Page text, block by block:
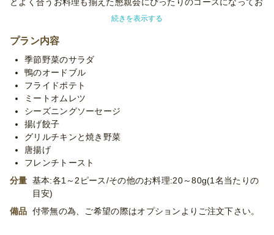
※使い捨て容器でお届けするデリバリープランです。
設置・配膳・撤収等のサービスはついておりません。
※メニューの入れ替え等プランのカスタマイズや『10名様ごと
に料理を分けて盛り付けてほしい』などの盛り分けも承っており
ますので、お気軽にご相談くださいませ。
※衛生上の観点より、オードブルの品質を守るため冷ました状態
でお届けいたします。
続きを表示する
プラン内容
季節野菜のサラダ
鴨のオードブル
フライドポテト
ミートオムレツ
シーズニングソーセージ
揚げ餃子
グリルチキンと焼き野菜
唐揚げ
フレンチトースト
分量 基本:各1～2ピース/その他のお料理:20～80g(1名当たりの
目安)
備品 付帯無の為、ご希望の際はオプションよりご注文下さい。